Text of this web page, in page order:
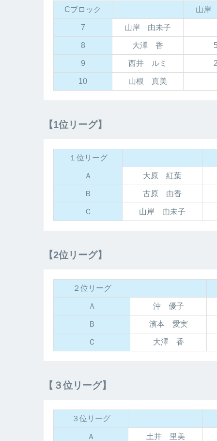
Cブロック 山岸
7 山岸 由未子
8 大澤 香
9 西井 ルミ
10 山根 真美
【1位リーグ】
１位リーグ
Ａ 大原 紅葉
Ｂ 古原 由香
Ｃ 山岸 由未子
【2位リーグ】
２位リーグ
Ａ 沖 優子
Ｂ 濱本 愛実
Ｃ 大澤 香
【３位リーグ】
３位リーグ
Ａ 土井 里美